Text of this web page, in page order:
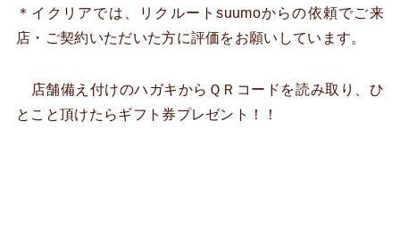
＊イクリアでは、リクルートsuumoからの依頼でご来
店・ご契約いただいた方に評価をお願いしています。
店舗備え付けのハガキからＱＲコードを読み取り、ひ
とこと頂けたらギフト券プレゼント！！